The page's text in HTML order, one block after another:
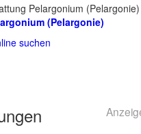
Pelargonium (Pelargonie)
(Pelargonie)
suchen